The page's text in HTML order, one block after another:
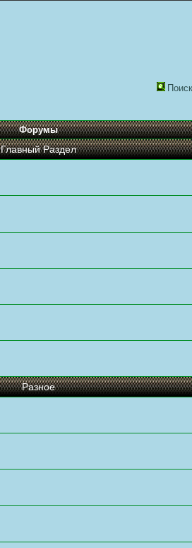
Поиск
Форумы
Главный Раздел
Разное